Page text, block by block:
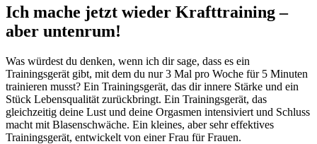
Ich mache jetzt wieder Krafttraining –
aber untenrum!
Was würdest du denken, wenn ich dir sage, dass es ein
Trainingsgerät gibt, mit dem du nur 3 Mal pro Woche für 5 Minuten
trainieren musst? Ein Trainingsgerät, das dir innere Stärke und ein
Stück Lebensqualität zurückbringt. Ein Trainingsgerät, das
gleichzeitig deine Lust und deine Orgasmen intensiviert und Schluss
macht mit Blasenschwäche. Ein kleines, aber sehr effektives
Trainingsgerät, entwickelt von einer Frau für Frauen.